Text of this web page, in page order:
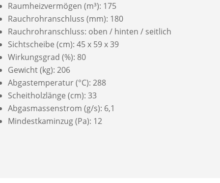
Raumheizvermögen (m³): 175
Rauchrohranschluss (mm): 180
Rauchrohranschluss: oben / hinten / seitlich
Sichtscheibe (cm): 45 x 59 x 39
Wirkungsgrad (%): 80
Gewicht (kg): 206
Abgastemperatur (°C): 288
Scheitholzlänge (cm): 33
Abgasmassenstrom (g/s): 6,1
Mindestkaminzug (Pa): 12